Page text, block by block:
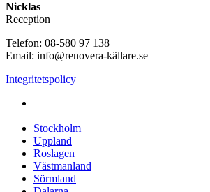
Nicklas
Reception
Telefon: 08-580 97 138
Email: info@renovera-källare.se
Integritetspolicy
Stockholm
Uppland
Roslagen
Västmanland
Sörmland